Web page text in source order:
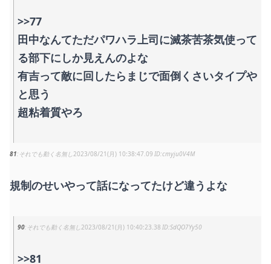
>>77
田中なんてただパワハラ上司に滅茶苦茶気使って
る部下にしか見えんのよな
有吉って敵に回したらまじで面倒くさいタイプや
と思う
超粘着質やろ
81 それでも動く名無し 2023/08/21(月) 10:38:47.09 cmyju0V4M
規制のせいやって話になってたけど違うよな
90 それでも動く名無し 2023/08/21(月) 10:40:23.38 SdQO7Yy50
>>81